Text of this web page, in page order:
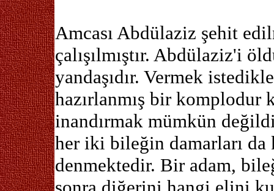
Amcası Abdülaziz şehit
çalışılmıştır. Abdülaziz'i
yandaşıdır. Vermek
hazırlanmış bir
inandırmak mümkün
her iki bileğin damarları
denmektedir. Bir adam,